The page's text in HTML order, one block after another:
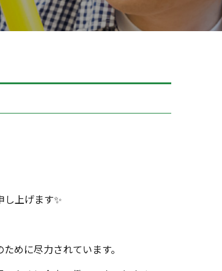
上げます✨
めに尽力されています。